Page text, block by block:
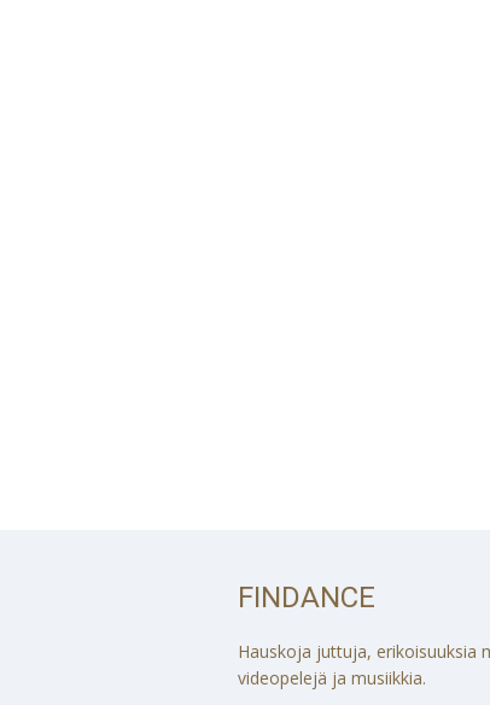
FINDANCE
Hauskoja juttuja, erikoisuuksia
videopelejä ja musiikkia.